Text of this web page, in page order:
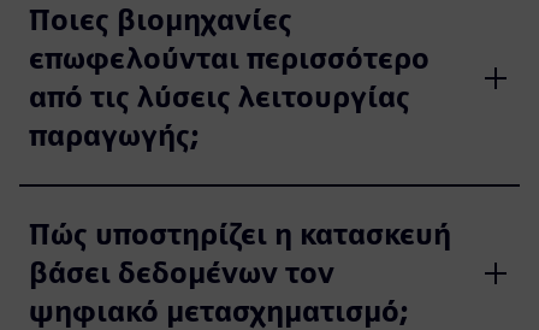
Ποιες βιομηχανίες
επωφελούνται περισσότερο
από τις λύσεις λειτουργίας
παραγωγής;
Πώς υποστηρίζει η κατασκευή
βάσει δεδομένων τον
ψηφιακό μετασχηματισμό;